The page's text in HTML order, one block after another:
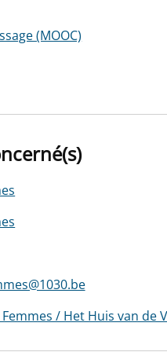
(MOOC)
/ Het Huis van de